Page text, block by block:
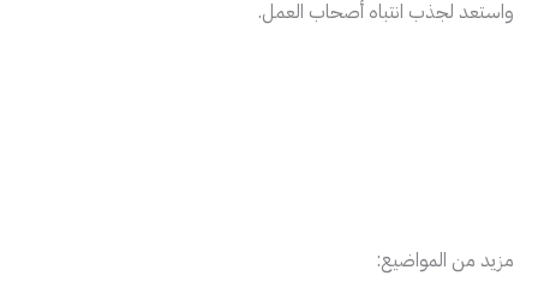
واستعد لجذب انتباه أصحاب العمل.
مزيد من المواضيع: